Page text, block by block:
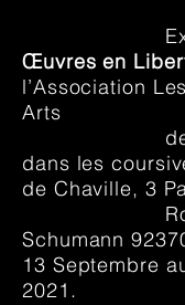
Œuvres en
l’Association
Arts
dans les
de Chaville, 3
Schumann
13 Septembre
2021.